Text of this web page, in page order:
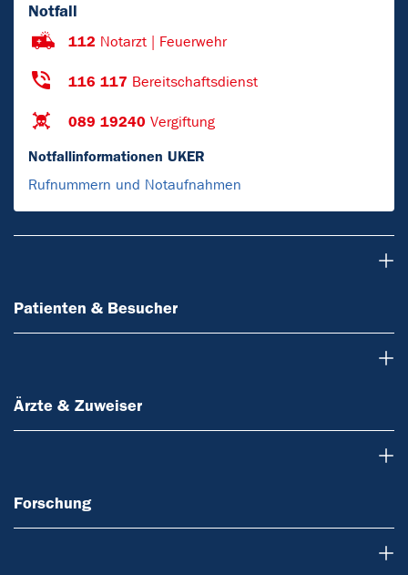
Notfall
112 Notarzt | Feuerwehr
116 117 Bereitschaftsdienst
089 19240 Vergiftung
Notfallinformationen UKER
Rufnummern und Notaufnahmen
Patienten & Besucher
Ärzte & Zuweiser
Forschung